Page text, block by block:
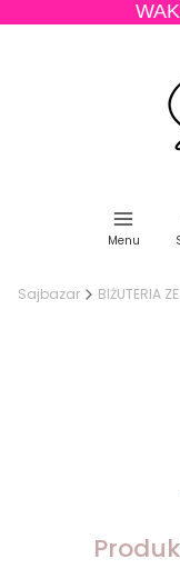
Menu
Sajbazar BIŻUTERIA